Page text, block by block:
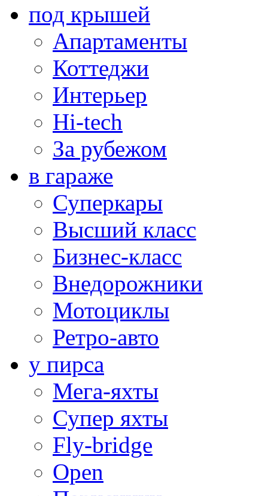
под крышей
Апартаменты
Коттеджи
Интерьер
Hi-tech
За рубежом
в гараже
Суперкары
Высший класс
Бизнес-класс
Внедорожники
Мотоциклы
Ретро-авто
у пирса
Мега-яхты
Супер яхты
Fly-bridge
Open